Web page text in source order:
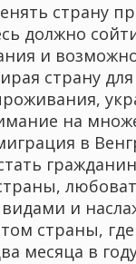
страну
должно
и
страну для
на
в
и
страны,
месяца в